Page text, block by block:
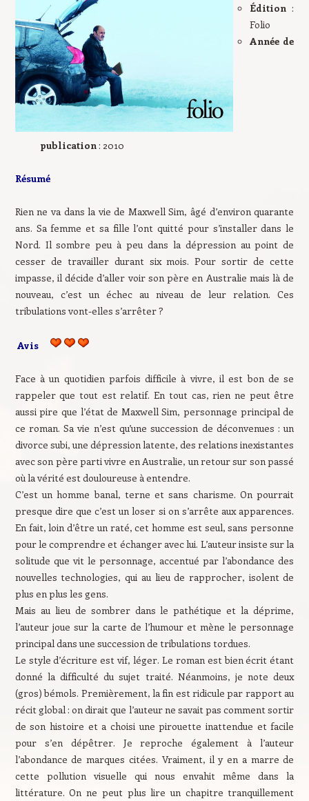
Édition:
Folio
Année de
publication: 2010
Résumé
Rien ne va dans la vie de Maxwell Sim, âgé d’environ quarante
ans. Sa femme et sa fille l’ont quitté pour s’installer dans le
Nord. Il sombre peu à peu dans la dépression au point de
cesser de travailler durant six mois. Pour sortir de cette
impasse, il décide d’aller voir son père en Australie mais là de
nouveau, c’est un échec au niveau de leur relation. Ces
tribulations vont-elles s’arrêter ?
Avis
Face à un quotidien parfois difficile à vivre, il est bon de se
rappeler que tout est relatif. En tout cas, rien ne peut être
aussi pire que l’état de Maxwell Sim, personnage principal de
ce roman. Sa vie n’est qu’une succession de déconvenues : un
divorce subi, une dépression latente, des relations inexistantes
avec son père parti vivre en Australie, un retour sur son passé
où la vérité est douloureuse à entendre.
C’est un homme banal, terne et sans charisme. On pourrait
presque dire que c’est un loser si on s’arrête aux apparences.
En fait, loin d’être un raté, cet homme est seul, sans personne
pour le comprendre et échanger avec lui. L’auteur insiste sur la
solitude que vit le personnage, accentué par l’abondance des
nouvelles technologies, qui au lieu de rapprocher, isolent de
plus en plus les gens.
Mais au lieu de sombrer dans le pathétique et la déprime,
l’auteur joue sur la carte de l’humour et mène le personnage
principal dans une succession de tribulations tordues.
Le style d’écriture est vif, léger. Le roman est bien écrit étant
donné la difficulté du sujet traité. Néanmoins, je note deux
(gros) bémols. Premièrement, la fin est ridicule par rapport au
récit global : on dirait que l’auteur ne savait pas comment sortir
de son histoire et a choisi une pirouette inattendue et facile
pour s’en dépêtrer. Je reproche également à l’auteur
l’abondance de marques citées. Vraiment, il y en a marre de
cette pollution visuelle qui nous envahit même dans la
littérature. On ne peut plus lire un chapitre tranquillement